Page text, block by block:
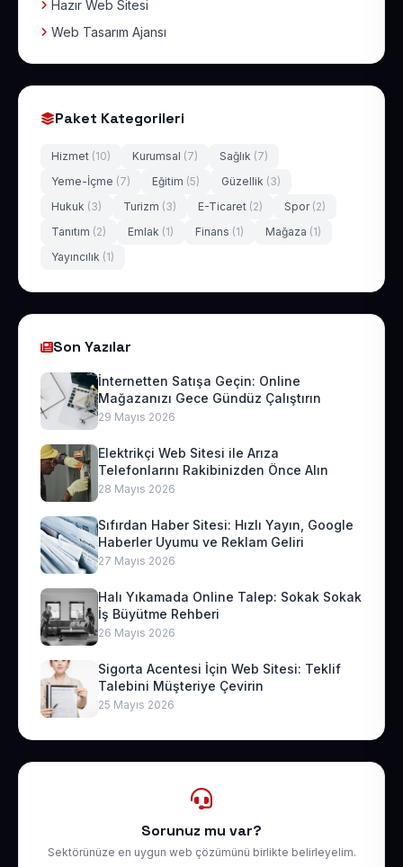
Hazır Web Sitesi
Web Tasarım Ajansı
Paket Kategorileri
Hizmet (10) Kurumsal (7) Sağlık (7)
Yeme-İçme (7) Eğitim (5) Güzellik (3)
Hukuk (3) Turizm (3) E-Ticaret (2) Spor (2)
Tanıtım (2) Emlak (1) Finans (1) Mağaza (1)
Yayıncılık (1)
Son Yazılar
İnternetten Satışa Geçin: Online
Mağazanızı Gece Gündüz Çalıştırın
29 Mayıs 2026
Elektrikçi Web Sitesi ile Arıza
Telefonlarını Rakibinizden Önce Alın
28 Mayıs 2026
Sıfırdan Haber Sitesi: Hızlı Yayın, Google
Haberler Uyumu ve Reklam Geliri
27 Mayıs 2026
Halı Yıkamada Online Talep: Sokak Sokak
İş Büyütme Rehberi
26 Mayıs 2026
Sigorta Acentesi İçin Web Sitesi: Teklif
Talebini Müşteriye Çevirin
25 Mayıs 2026
Sorunuz mu var?
Sektörünüze en uygun web çözümünü birlikte belirleyelim.